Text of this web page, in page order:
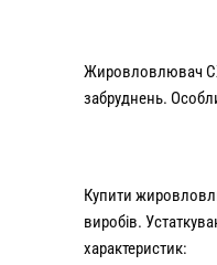
Жировловлювач
забруднень.
Купити
виробів.
характеристик: